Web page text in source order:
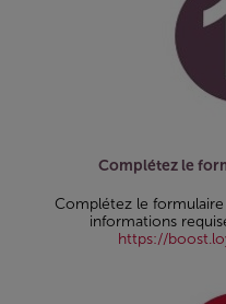
Complétez le
Complétez le
informations
https://